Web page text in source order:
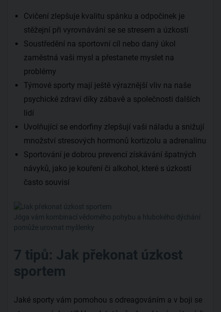
Cvičení zlepšuje kvalitu spánku a odpočinek je
stěžejní při vyrovnávání se se stresem a úzkostí
Soustředění na sportovní cíl nebo daný úkol
zaměstná vaši mysl a přestanete myslet na
problémy
Týmové sporty mají ještě výraznější vliv na naše
psychické zdraví díky zábavě a společnosti dalších
lidí
Uvolňující se endorfiny zlepšují vaši náladu a snižují
množství stresových hormonů kortizolu a adrenalinu
Sportování je dobrou prevencí získávání špatných
návyků, jako je kouření či alkohol, které s úzkostí
často souvisí
Jóga vám kombinací vědomého pohybu a hlubokého dýchání
pomůže urovnat myšlenky
7 tipů: Jak překonat úzkost
sportem
Jaké sporty vám pomohou s odreagováním a v boji se